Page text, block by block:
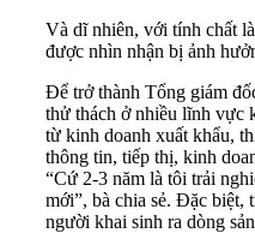
Và dĩ nhiên, với tính chất
được nhìn nhận bị ảnh
Để trở thành Tổng giám
thử thách ở nhiều lĩnh vực
từ kinh doanh xuất khẩu,
thông tin, tiếp thị, kinh
“Cứ 2-3 năm là tôi trải
mới”, bà chia sẻ. Đặc biệt,
người khai sinh ra dòng